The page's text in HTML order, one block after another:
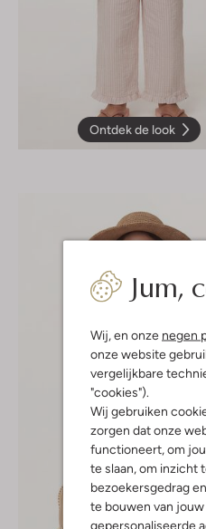
Jum,
Wij, en onze negen
onze website
vergelijkbare
"cookies").
Wij gebruiken
zorgen dat onze
functioneert, om
te slaan, om inzicht
bezoekersgedrag
te bouwen van
gepersonaliseerde
Ontdek de look